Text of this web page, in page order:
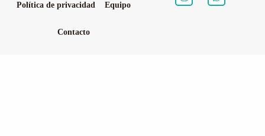
Política de privacidad Equipo
Contacto